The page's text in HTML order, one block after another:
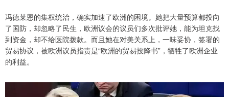
冯德莱恩的集权统治，确实加速了欧洲的困境。她把大量预算都投向
了国防，却忽略了民生，欧洲议会的议员们多次批评她，能为坦克找
到资金，却不给医院拨款。而且她在对美关系上，一味妥协，签署的
贸易协议，被欧洲议员指责是“欧洲的贸易投降书”，牺牲了欧洲企业
的利益。